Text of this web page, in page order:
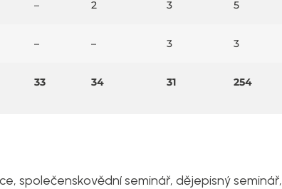
– 2 3 5
– – 3 3
33 34 31 254
společenskovědní seminář, dějepisný seminář,